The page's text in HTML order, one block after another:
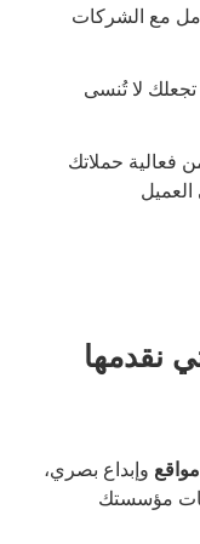
مع الشركات
تجعلك لا تُنسى
فعالية حملاتك
العميل
نقدمها
وإبداع بصري،
مؤسستك